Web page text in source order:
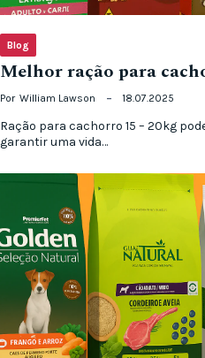
Blog
Melhor ração para
Por William Lawson 18.07.2025
Ração para cachorro 15 – 20kg
garantir uma vida…